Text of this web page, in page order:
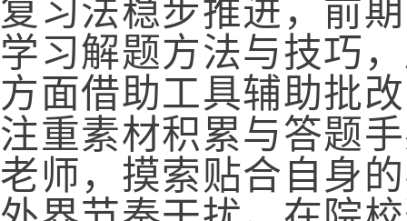
复习法稳步推进，前
学习解题方法与技巧
方面借助工具辅助批
注重素材积累与答题
老师，摸索贴合自身